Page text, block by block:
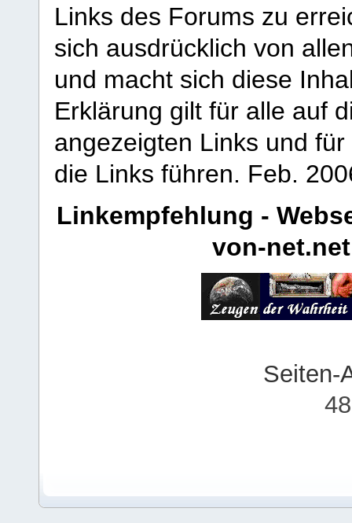
Links des Forums zu
sich ausdrücklich von
und macht sich diese
Erklärung gilt für alle auf
angezeigten Links und
die Links führen. Feb.
Linkempfehlung -
von-net.net
Seiten-